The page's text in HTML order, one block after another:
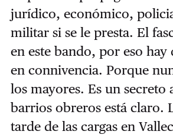
jurídico, económico,
militar si se le presta. El
en este bando, por eso
en connivencia. Porque
los mayores. Es un secreto
barrios obreros está claro.
tarde de las cargas en